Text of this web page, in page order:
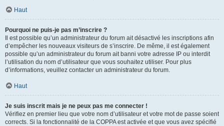
Haut
Pourquoi ne puis-je pas m’inscrire ?
Il est possible qu’un administrateur du forum ait désactivé les inscriptions afin
d’empêcher les nouveaux visiteurs de s’inscrire. De même, il est également
possible qu’un administrateur du forum ait banni votre adresse IP ou interdit
l’utilisation du nom d’utilisateur que vous souhaitez utiliser. Pour plus
d’informations, veuillez contacter un administrateur du forum.
Haut
Je suis inscrit mais je ne peux pas me connecter !
Vérifiez en premier lieu que votre nom d’utilisateur et votre mot de passe soient
corrects. Si la fonctionnalité de la COPPA est activée et que vous avez spécifié